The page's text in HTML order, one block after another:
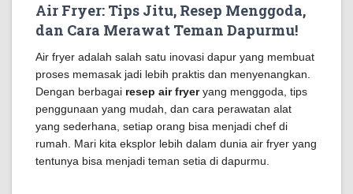
Air Fryer: Tips Jitu, Resep Menggoda,
dan Cara Merawat Teman Dapurmu!
Air fryer adalah salah satu inovasi dapur yang membuat
proses memasak jadi lebih praktis dan menyenangkan.
Dengan berbagai resep air fryeryang menggoda, tips
penggunaan yang mudah, dan cara perawatan alat
yang sederhana, setiap orang bisa menjadi chef di
rumah. Mari kita eksplor lebih dalam dunia air fryer yang
tentunya bisa menjadi teman setia di dapurmu.